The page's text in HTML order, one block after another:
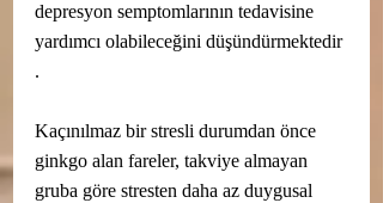
depresyon semptomlarının tedavisine
yardımcı olabileceğini düşündürmektedir
.
Kaçınılmaz bir stresli durumdan önce
ginkgo alan fareler, takviye almayan
gruba göre stresten daha az duygusal